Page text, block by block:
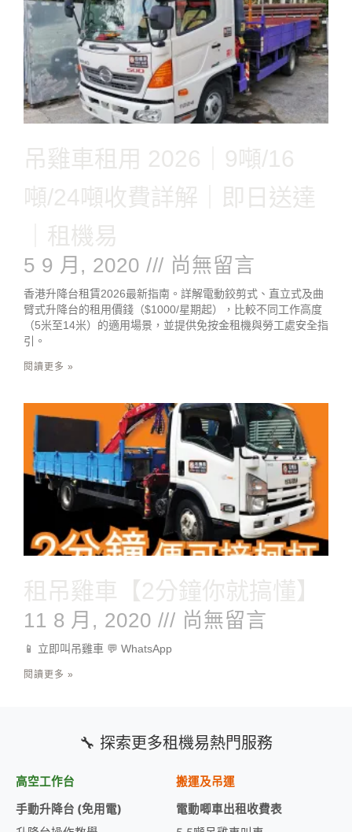
吊雞車租用 2026｜9噸/16
噸/24噸收費詳解｜即日送達
｜租機易
5 9 月, 2020 尚無留言
香港升降台租賃2026最新指南。詳解電動鉸剪式、直立式及曲
臂式升降台的租用價錢（$1000/星期起），比較不同工作高度
（5米至14米）的適用場景，並提供免按金租機與勞工處安全指
引。
閱讀更多 »
租吊雞車【2分鐘你就搞懂】
11 8 月, 2020 尚無留言
📱 立即叫吊雞車 💬 WhatsApp
閱讀更多 »
🔧 探索更多租機易熱門服務
高空工作台
手動升降台 (免用電)
搬運及吊運
電動唧車出租收費表